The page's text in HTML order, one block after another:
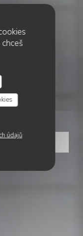
údajů